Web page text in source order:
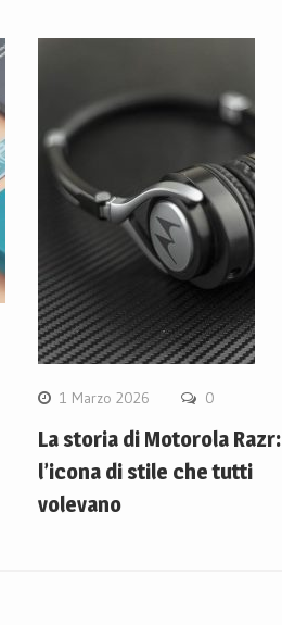
1 Marzo 2026 0
La storia di Motorola Razr:
l’icona di stile che tutti
volevano